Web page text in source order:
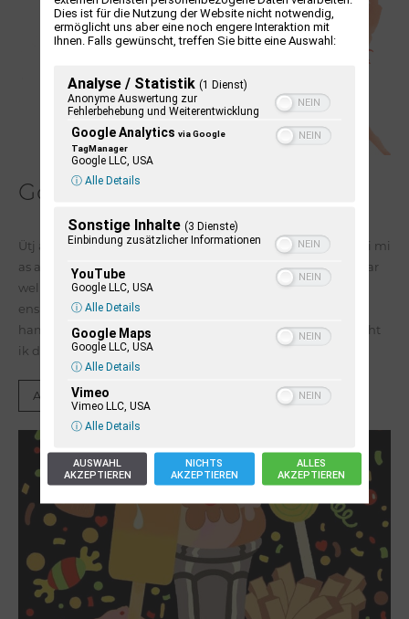
Goor ei so ring
Ütj a corona tidj hää jo enarken was irgentwat mänimen; bi mi
as at, dat ik uf an tu ans nian last üüb ööder lidj haa. Det wiar
wel al tuföören so, man bi corona hed ham jo en gud
enskialagang, am altermaal ütj a wai tu gungen an do hää
ham ään diartu wenet. Corona as nü föörbi, an likewel soocht
ik diarefter temelk loong noch: ik mei ei ütjgung.
Artikel lesen
Dies ist für die Nutzung der Website nicht notwendig,
ermöglicht uns aber eine noch engere Interaktion mit
Ihnen. Falls gewünscht, treffen Sie bitte eine Auswahl:
Analyse / Statistik (1 Dienst)
Anonyme Auswertung zur
Fehlerbehebung und Weiterentwicklung
Google Analytics via Google
TagManager
Google LLC, USA
ⓘ Alle Details
Sonstige Inhalte (3 Dienste)
Einbindung zusätzlicher Informationen
YouTube
Google LLC, USA
ⓘ Alle Details
Google Maps
Google LLC, USA
ⓘ Alle Details
Vimeo
Vimeo LLC, USA
ⓘ Alle Details
AUSWAHL
AKZEPTIEREN
NICHTS
AKZEPTIEREN
ALLES
AKZEPTIEREN